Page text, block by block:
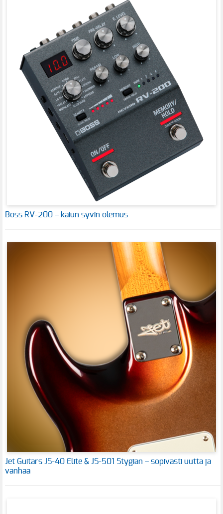
Boss RV-200 – kaiun syvin olemus
Jet Guitars JS-40 Elite & JS-501 Stygian – sopivasti uutta ja
vanhaa